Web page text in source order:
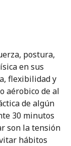
postura,
en sus
flexibilidad y
aérobico de al
de algún
30 minutos
son la tensión
hábitos